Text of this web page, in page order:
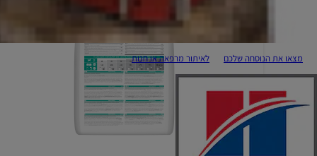
מצאו את הנוסחה שלכם לאיתור מרפאה או חנות